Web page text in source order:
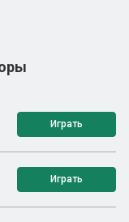
Играть
Играть